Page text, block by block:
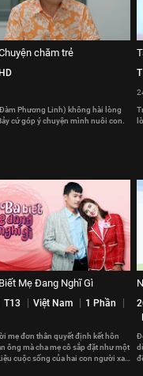
chăm trẻ
Phương Linh) không hài lòng
cứ góp ý chuyện mình nuôi con.
Mẹ Đang Nghĩ Gì
T13 Việt Nam
1 Phần
mẹ đơn thân quyết định kết hôn
ông mà cha mẹ cô sắp đặt như một
cuộc sống của hai con người xa